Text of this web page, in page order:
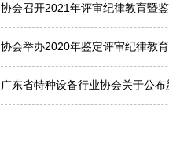
协会召开2021年评审纪律教育暨
协会举办2020年鉴定评审纪律教
广东省特种设备行业协会关于公布